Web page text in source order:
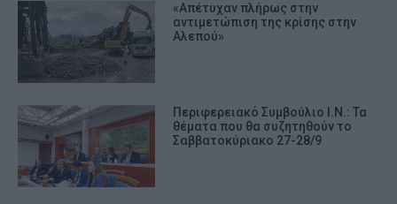
«Απέτυχαν πλήρως στην
αντιμετώπιση της κρίσης στην
Αλεπού»
Περιφερειακό Συμβούλιο Ι.Ν.: Τα
θέματα που θα συζητηθούν το
Σαββατοκύριακο 27-28/9